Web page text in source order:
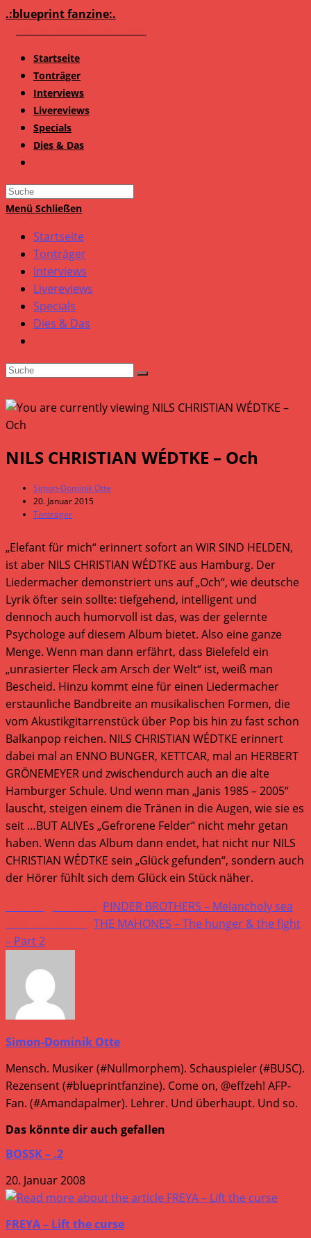
Zum
.:blueprint fanzine:.
Startseite
Tonträger
Interviews
Livereviews
Specials
Dies & Das
Search
this
Menü Schließen
Startseite
Tonträger
Interviews
Livereviews
Specials
Dies & Das
NILS CHRISTIAN WÉDTKE – Och
Beitrags-
Autor:
Simon-Dominik Otte
Beitrag
veröffentlicht:
20. Januar 2015
Beitrags-
Tonträger
„Elefant für mich“ erinnert sofort an WIR SIND HELDEN,
ist aber NILS CHRISTIAN WÉDTKE aus Hamburg. Der
Liedermacher demonstriert uns auf „Och“, wie deutsche
Lyrik öfter sein sollte: tiefgehend, intelligent und
dennoch auch humorvoll ist das, was der gelernte
Psychologe auf diesem Album bietet. Also eine ganze
Menge. Wenn man dann erfährt, dass Bielefeld ein
„unrasierter Fleck am Arsch der Welt“ ist, weiß man
Bescheid. Hinzu kommt eine für einen Liedermacher
erstaunliche Bandbreite an musikalischen Formen, die
vom Akustikgitarrenstück über Pop bis hin zu fast schon
Balkanpop reichen. NILS CHRISTIAN WÉDTKE erinnert
dabei mal an ENNO BUNGER, KETTCAR, mal an HERBERT
GRÖNEMEYER und zwischendurch auch an die alte
Hamburger Schule. Und wenn man „Janis 1985 – 2005“
lauscht, steigen einem die Tränen in die Augen, wie sie es
seit …BUT ALIVEs „Gefrorene Felder“ nicht mehr getan
haben. Wenn das Album dann endet, hat nicht nur NILS
CHRISTIAN WÉDTKE sein „Glück gefunden“, sondern auch
der Hörer fühlt sich dem Glück ein Stück näher.
Weitere
Artikel
ansehen
PINDER BROTHERS – Melancholy sea
THE MAHONES – The hunger & the fight
– Part 2
Simon-Dominik Otte
Mensch. Musiker (#Nullmorphem). Schauspieler (#BUSC).
Rezensent (#blueprintfanzine). Come on, @effzeh! AFP-
Fan. (#Amandapalmer). Lehrer. Und überhaupt. Und so.
Das könnte dir auch gefallen
BOSSK – .2
20. Januar 2008
FREYA – Lift the curse